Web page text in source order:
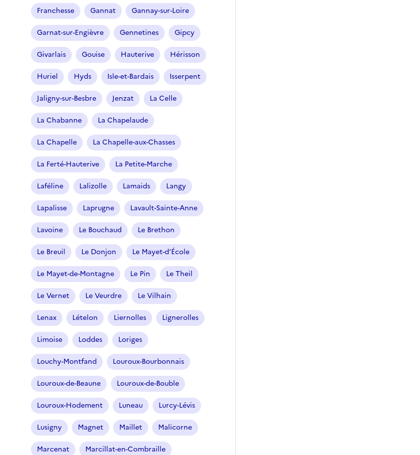
Franchesse Gannat Gannay-sur-Loire
Garnat-sur-Engièvre Gennetines Gipcy
Givarlais Gouise Hauterive Hérisson
Huriel Hyds Isle-et-Bardais Isserpent
Jaligny-sur-Besbre Jenzat La Celle
La Chabanne La Chapelaude
La Chapelle La Chapelle-aux-Chasses
La Ferté-Hauterive La Petite-Marche
Laféline Lalizolle Lamaids Langy
Lapalisse Laprugne Lavault-Sainte-Anne
Lavoine Le Bouchaud Le Brethon
Le Breuil Le Donjon Le Mayet-d’École
Le Mayet-de-Montagne Le Pin Le Theil
Le Vernet Le Veurdre Le Vilhain
Lenax Lételon Liernolles Lignerolles
Limoise Loddes Loriges
Louchy-Montfand Louroux-Bourbonnais
Louroux-de-Beaune Louroux-de-Bouble
Louroux-Hodement Luneau Lurcy-Lévis
Lusigny Magnet Maillet Malicorne
Marcenat Marcillat-en-Combraille